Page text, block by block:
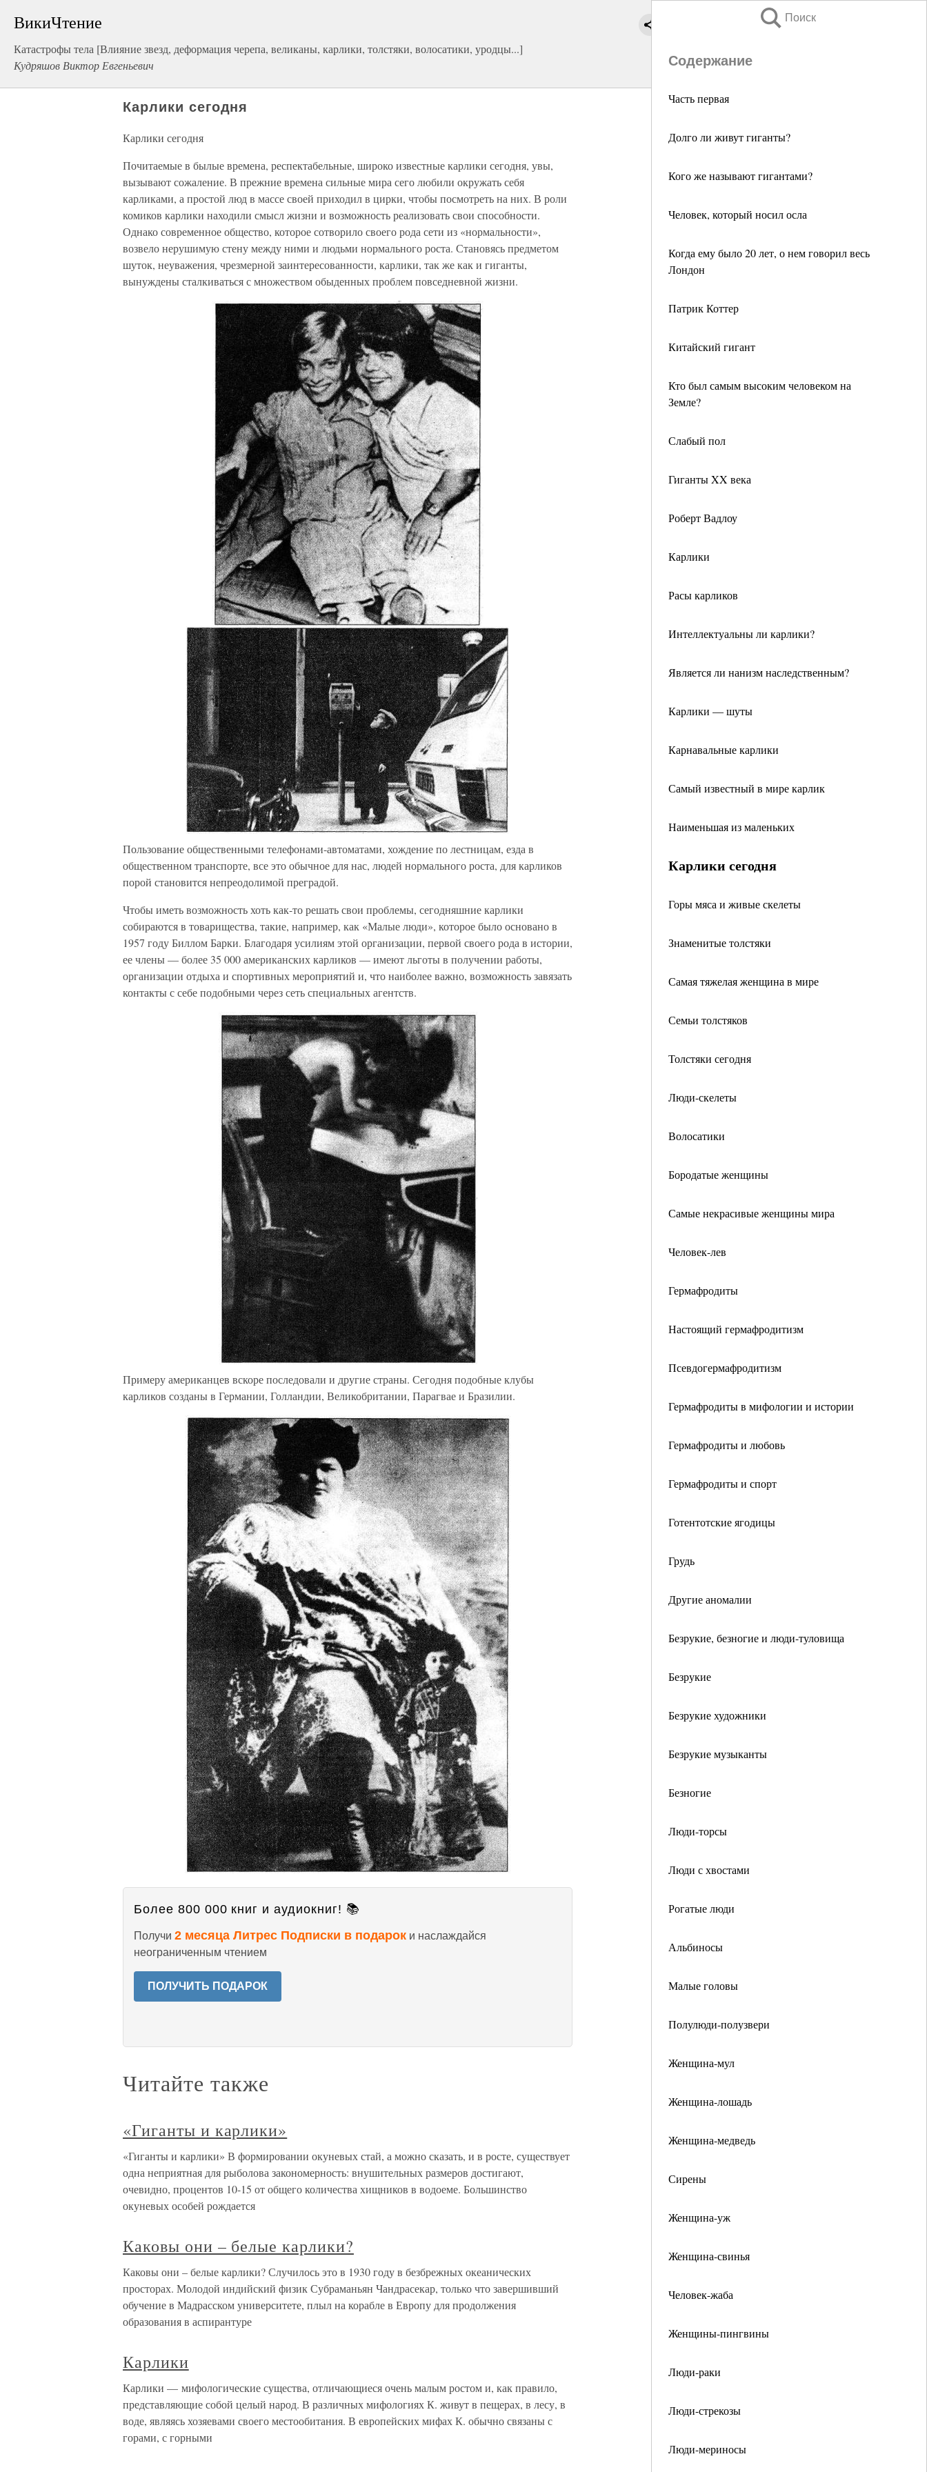
ВикиЧтение
Катастрофы тела [Влияние звезд, деформация черепа, великаны, карлики, толстяки, волосатики, уродцы...]
Кудряшов Виктор Евгеньевич
Поиск
Содержание
Часть первая
Долго ли живут гиганты?
Кого же называют гигантами?
Человек, который носил осла
Когда ему было 20 лет, о нем говорил весь
Лондон
Патрик Коттер
Китайский гигант
Кто был самым высоким человеком на
Земле?
Слабый пол
Гиганты XX века
Роберт Вадлоу
Карлики
Расы карликов
Интеллектуальны ли карлики?
Является ли нанизм наследственным?
Карлики — шуты
Карнавальные карлики
Самый известный в мире карлик
Наименьшая из маленьких
Карлики сегодня
Горы мяса и живые скелеты
Знаменитые толстяки
Самая тяжелая женщина в мире
Семьи толстяков
Толстяки сегодня
Люди-скелеты
Волосатики
Бородатые женщины
Самые некрасивые женщины мира
Человек-лев
Гермафродиты
Настоящий гермафродитизм
Псевдогермафродитизм
Гермафродиты в мифологии и истории
Гермафродиты и любовь
Гермафродиты и спорт
Готентотские ягодицы
Грудь
Другие аномалии
Безрукие, безногие и люди-туловища
Безрукие
Безрукие художники
Безрукие музыканты
Безногие
Люди-торсы
Люди с хвостами
Рогатые люди
Альбиносы
Малые головы
Полулюди-полузвери
Женщина-мул
Женщина-лошадь
Женщина-медведь
Сирены
Женщина-уж
Женщина-свинья
Человек-жаба
Женщины-пингвины
Люди-раки
Люди-стрекозы
Люди-мериносы
Карлики сегодня
Карлики сегодня
Почитаемые в былые времена, респектабельные, широко известные карлики сегодня, увы,
вызывают сожаление. В прежние времена сильные мира сего любили окружать себя
карликами, а простой люд в массе своей приходил в цирки, чтобы посмотреть на них. В роли
комиков карлики находили смысл жизни и возможность реализовать свои способности.
Однако современное общество, которое сотворило своего рода сети из «нормальности»,
возвело нерушимую стену между ними и людьми нормального роста. Становясь предметом
шуток, неуважения, чрезмерной заинтересованности, карлики, так же как и гиганты,
вынуждены сталкиваться с множеством обыденных проблем повседневной жизни.
Пользование общественными телефонами-автоматами, хождение по лестницам, езда в
общественном транспорте, все это обычное для нас, людей нормального роста, для карликов
порой становится непреодолимой преградой.
Чтобы иметь возможность хоть как-то решать свои проблемы, сегодняшние карлики
собираются в товарищества, такие, например, как «Малые люди», которое было основано в
1957 году Биллом Барки. Благодаря усилиям этой организации, первой своего рода в истории,
ее члены — более 35 000 американских карликов — имеют льготы в получении работы,
организации отдыха и спортивных мероприятий и, что наиболее важно, возможность завязать
контакты с себе подобными через сеть специальных агентств.
Примеру американцев вскоре последовали и другие страны. Сегодня подобные клубы
карликов созданы в Германии, Голландии, Великобритании, Парагвае и Бразилии.
Более 800 000 книг и аудиокниг! 📚
Получи 2 месяца Литрес Подписки в подарок и наслаждайся
неограниченным чтением
ПОЛУЧИТЬ ПОДАРОК
Читайте также
«Гиганты и карлики»
«Гиганты и карлики» В формировании окуневых стай, а можно сказать, и в росте, существует
одна неприятная для рыболова закономерность: внушительных размеров достигают,
очевидно, процентов 10-15 от общего количества хищников в водоеме. Большинство
окуневых особей рождается
Каковы они – белые карлики?
Каковы они – белые карлики? Случилось это в 1930 году в безбрежных океанических
просторах. Молодой индийский физик Субраманьян Чандрасекар, только что завершивший
обучение в Мадрасском университете, плыл на корабле в Европу для продолжения
образования в аспирантуре
Карлики
Карлики — мифологические существа, отличающиеся очень малым ростом и, как правило,
представляющие собой целый народ. В различных мифологиях К. живут в пещерах, в лесу, в
воде, являясь хозяевами своего местообитания. В европейских мифах К. обычно связаны с
горами, с горными